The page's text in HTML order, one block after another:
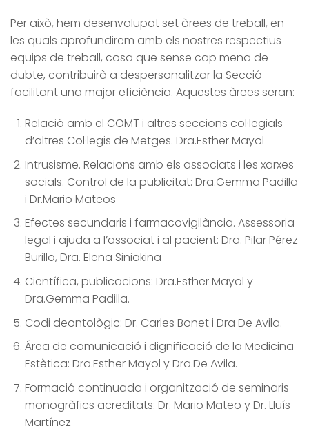
Per això, hem desenvolupat set àrees de treball, en
les quals aprofundirem amb els nostres respectius
equips de treball, cosa que sense cap mena de
dubte, contribuirà a despersonalitzar la Secció
facilitant una major eficiència. Aquestes àrees seran:
Relació amb el COMT i altres seccions col·legials
d’altres Col·legis de Metges. Dra.Esther Mayol
Intrusisme. Relacions amb els associats i les xarxes
socials. Control de la publicitat: Dra.Gemma Padilla
i Dr.Mario Mateos
Efectes secundaris i farmacovigilància. Assessoria
legal i ajuda a l’associat i al pacient: Dra. Pilar Pérez
Burillo, Dra. Elena Siniakina
Científica, publicacions: Dra.Esther Mayol y
Dra.Gemma Padilla.
Codi deontològic: Dr. Carles Bonet i Dra De Avila.
Área de comunicació i dignificació de la Medicina
Estètica: Dra.Esther Mayol y Dra.De Avila.
Formació continuada i organització de seminaris
monogràfics acreditats: Dr. Mario Mateo y Dr. Lluís
Martínez